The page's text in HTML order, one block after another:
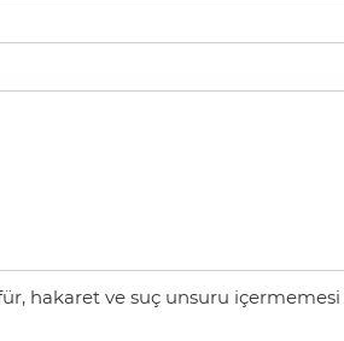
hakaret ve suç unsuru içermemesi